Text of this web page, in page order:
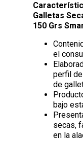
Galletas
150 Grs
el
perfil
de
bajo
secas,
en la